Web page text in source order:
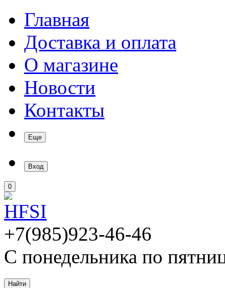
Главная
Доставка и оплата
О магазине
Новости
Контакты
Еще
Вход
0
+7(985)923-46-46
С понедельника по
Найти